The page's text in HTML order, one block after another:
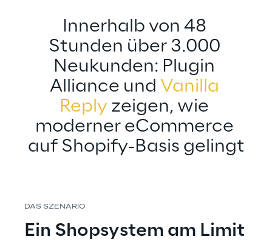
Innerhalb von 48
Stunden über 3.000
Neukunden: Plugin
Alliance und Vanilla
Reply zeigen, wie
moderner eCommerce
auf Shopify-Basis gelingt
DAS SZENARIO
Ein Shopsystem am Limit